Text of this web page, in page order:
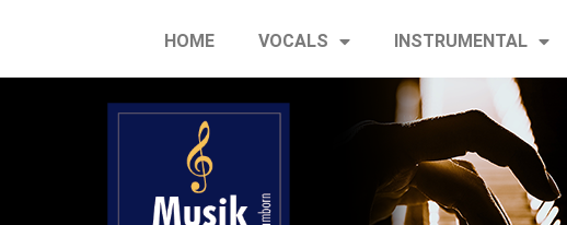
HOME VOCALS INSTRUMENTAL